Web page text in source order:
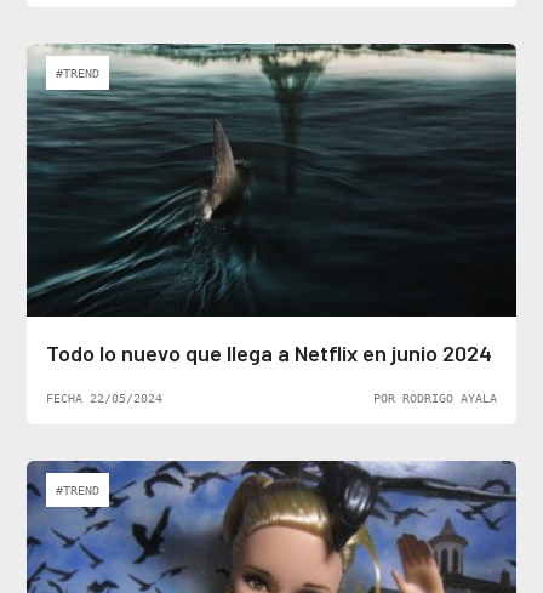
#TREND
Todo lo nuevo que llega a Netflix en junio 2024
FECHA 22/05/2024 POR RODRIGO AYALA
#TREND